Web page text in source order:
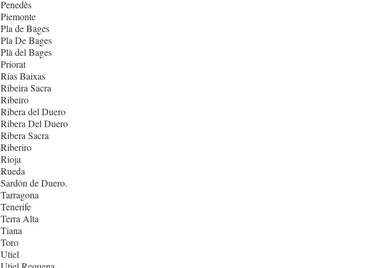
de Bages
De Bages
del Bages
Baixas
Sacra
del Duero
Del Duero
Sacra
de Duero.
Alta